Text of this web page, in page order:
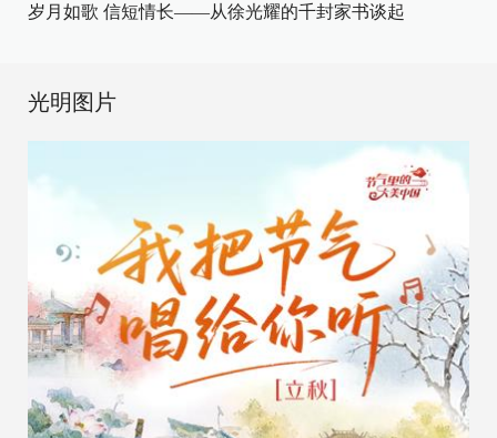
岁月如歌 信短情长——从徐光耀的千封家书谈起
光明图片